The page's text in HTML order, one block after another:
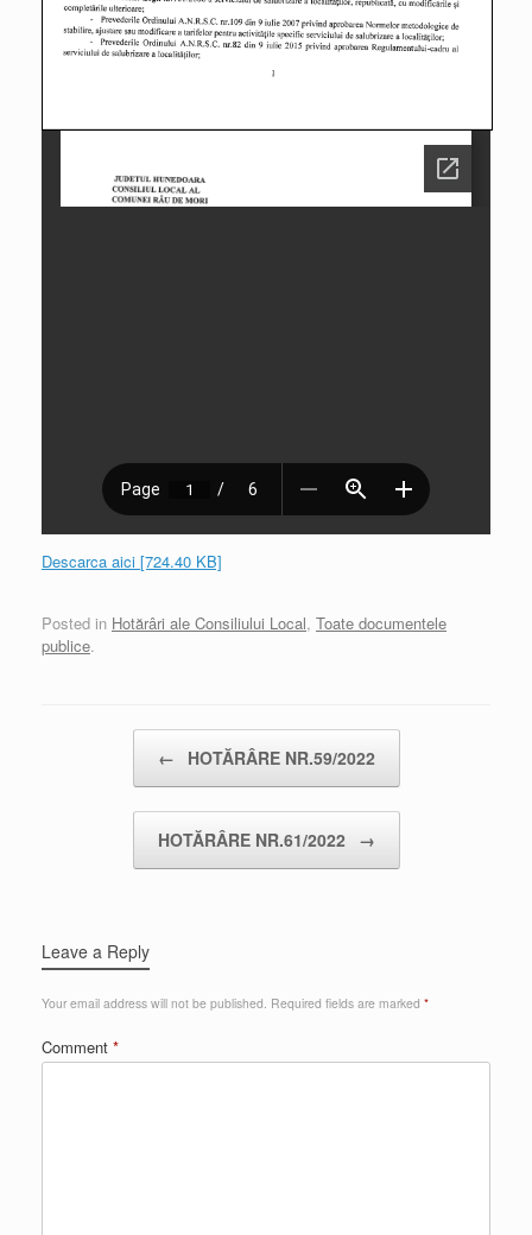
Descarca aici [724.40 KB]
Posted in Hotărâri ale Consiliului Local, Toate documentele
publice.
← HOTĂRÂRE NR.59/2022
HOTĂRÂRE NR.61/2022 →
Leave a Reply
Your email address will not be published. Required fields are marked *
Comment *